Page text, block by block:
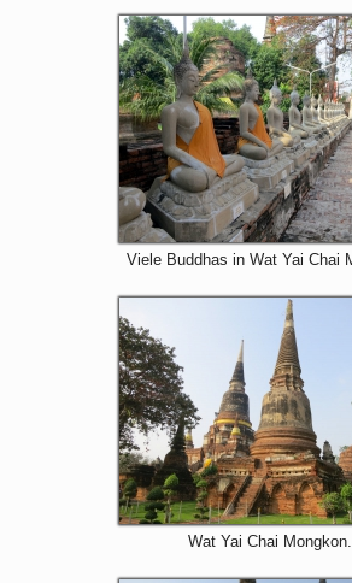
Viele Buddhas in Wat Yai Chai
Wat Yai Chai Mongkon.